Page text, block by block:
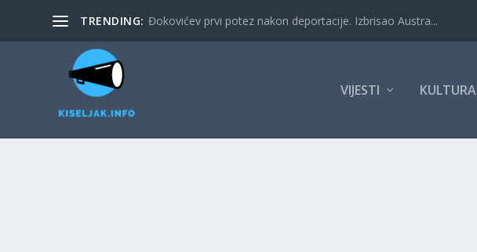
TRENDING: Đokovićev prvi potez nakon deportacije. Izbrisao Austra...
VIJESTI KULTURA